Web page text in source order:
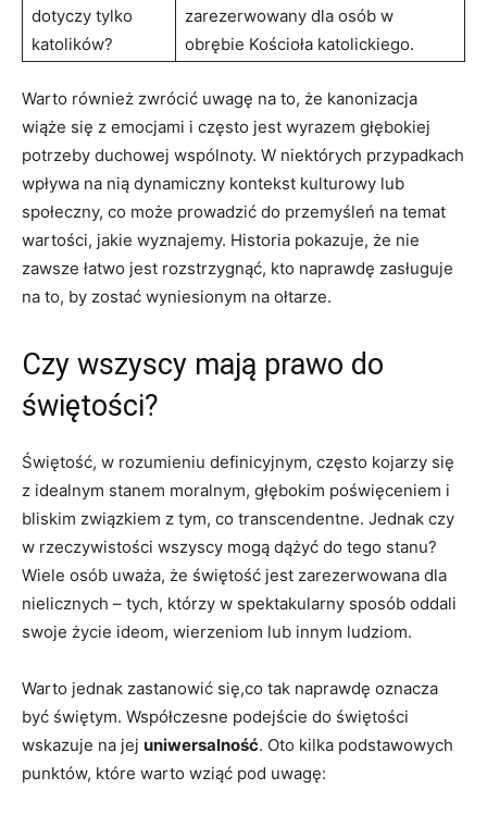
dotyczy tylko
katolików?
zarezerwowany dla ‍osób w​
obrębie Kościoła ‍katolickiego.
Warto również zwrócić uwagę na to, że kanonizacja
wiąże ‌się z emocjami‌ i często jest wyrazem głębokiej
potrzeby ‌duchowej wspólnoty. W niektórych przypadkach
wpływa na nią dynamiczny kontekst ‍kulturowy lub
społeczny, ⁤co może⁢ prowadzić⁤ do przemyśleń na temat
wartości, jakie wyznajemy. Historia ‌pokazuje, że‌ nie
zawsze ⁣łatwo jest rozstrzygnąć, kto naprawdę zasługuje
na to,‍ by zostać ​wyniesionym na ołtarze.
Czy wszyscy mają prawo do ​
świętości?
Świętość, w rozumieniu definicyjnym, ​często kojarzy ⁢się
‌z idealnym stanem moralnym, głębokim ‍poświęceniem i⁤
bliskim związkiem z tym, ⁤co transcendentne. Jednak czy
⁣w ‍rzeczywistości wszyscy mogą dążyć​ do tego​ stanu?
Wiele osób uważa,​ że świętość jest‌ zarezerwowana ‌dla
nielicznych – tych, którzy ​w spektakularny sposób oddali
swoje ⁤życie ideom, wierzeniom ‌lub innym ludziom.
Warto jednak zastanowić się,co tak naprawdę oznacza‍
być świętym. ‍Współczesne ‌podejście‍ do świętości
wskazuje na jej uniwersalność. Oto kilka podstawowych
punktów, które warto⁤ wziąć pod uwagę: